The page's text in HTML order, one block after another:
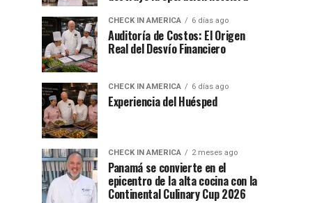
CHECK IN AMERICA 6 días ago
Auditoría de Costos: El Origen
Real del Desvío Financiero
CHECK IN AMERICA 6 días ago
Experiencia del Huésped
CHECK IN AMERICA 2 meses ago
Panamá se convierte en el
epicentro de la alta cocina con la
Continental Culinary Cup 2026